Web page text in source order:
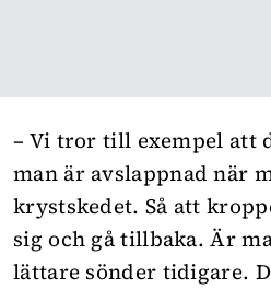
– Vi tror till exempel att
man är avslappnad när
krystskedet. Så att
sig och gå tillbaka. Är
lättare sönder tidigare.